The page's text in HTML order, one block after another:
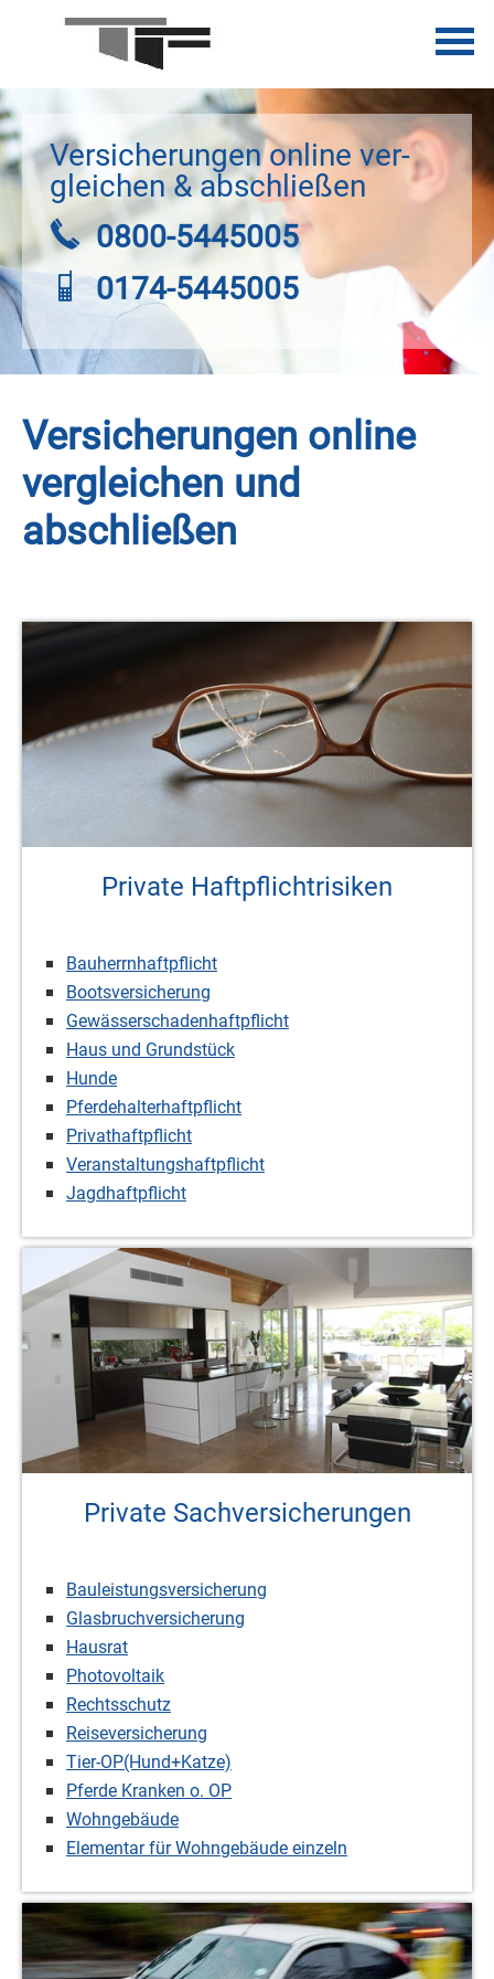
Versicherungen online ver­
gleichen & abschließen
0800-5445005
0174-5445005
Versicherungen online
ver­gleichen und
abschließen
Private Haft­pflichtrisiken
Bauherrnhaftpflicht
Bootsversicherung
Gewässerschadenhaftpflicht
Haus und Grundstück
Hunde
Pferdehalterhaftpflicht
Privathaftpflicht
Veranstaltungshaftpflicht
Jagdhaftpflicht
Private Sachversicherungen
Bauleistungsversicherung
Glasbruchversicherung
Hausrat
Photovoltaik
Rechtsschutz
Reiseversicherung
Tier-OP(Hund+Katze)
Pferde Kranken o. OP
Wohngebäude
Elementar für Wohngebäude einzeln